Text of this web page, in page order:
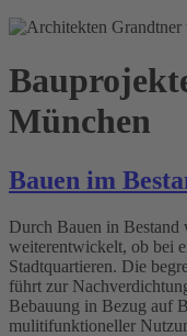
München
Bauen im
Durch Bauen in Bestand
weiterentwickelt, ob bei
Stadtquartieren. Die
führt zur
Bebauung in Bezug auf
mulitifunktioneller